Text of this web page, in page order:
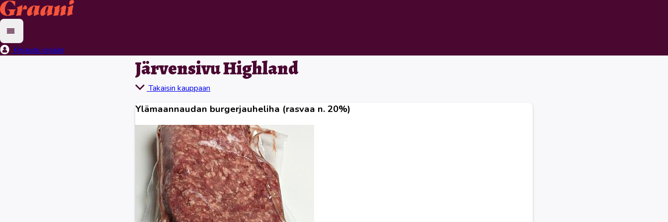
Kirjaudu sisään
Järvensivu Highland
Takaisin kauppaan
Ylämaannaudan burgerjauheliha (rasvaa n. 20%)